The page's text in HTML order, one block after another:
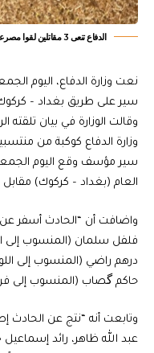
الدفاع تنعى 3 مقاتلين لقوا مصرعهم بحادث سير على طريق بغداد_كركوك
سير على طريق بغداد –
وقالت الوزارة في بيان تلقته
وزارة الدفاع كوكبة من
العام (بغداد – كركوك) مقابل
واضافت أن “الحادث أسفر
فلفل سلمان (المنسوب إلى
درهم راضي (المنسوب إلى
حاكم گصاب (المنسوب إلى
وتابعت أنه “نتج عن الحادث
عبد الله ظاهر، رائد